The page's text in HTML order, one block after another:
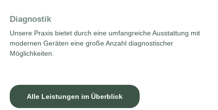
Diagnostik
Unsere Praxis bietet durch eine umfangreiche Ausstattung mit
modernen Geräten eine große Anzahl diagnostischer
Möglichkeiten.
Alle Leistungen im Überblick